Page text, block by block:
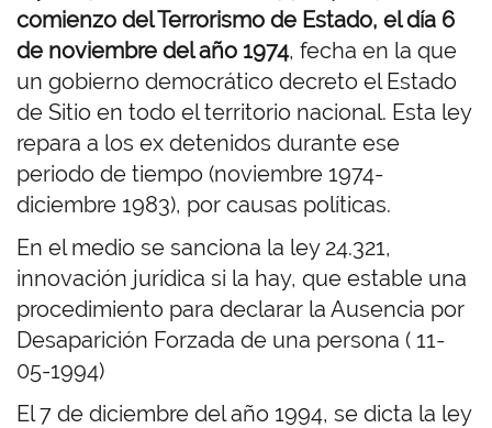
comienzo del Terrorismo de Estado, el día 6
de noviembre del año 1974, fecha en la que
un gobierno democrático decreto el Estado
de Sitio en todo el territorio nacional. Esta ley
repara a los ex detenidos durante ese
periodo de tiempo (noviembre 1974-
diciembre 1983), por causas políticas.
En el medio se sanciona la ley 24.321,
innovación jurídica si la hay, que estable una
procedimiento para declarar la Ausencia por
Desaparición Forzada de una persona ( 11-
05-1994)
El 7 de diciembre del año 1994, se dicta la ley